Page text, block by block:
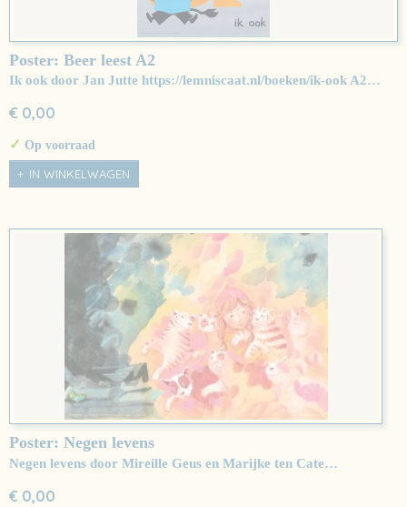
Poster: Beer leest A2
Ik ook door Jan Jutte https://lemniscaat.nl/boeken/ik-ook A2…
€ 0,00
✓ Op voorraad
IN WINKELWAGEN
Poster: Negen levens
Negen levens door Mireille Geus en Marijke ten Cate…
€ 0,00